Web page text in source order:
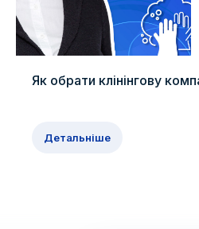
Як обрати клінінгову
Детальніше